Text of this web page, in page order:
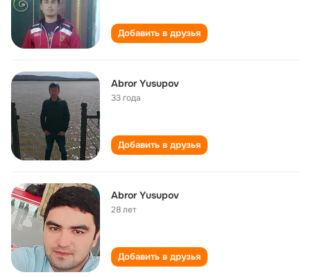
Добавить в друзья
Abror Yusupov
33 года
Добавить в друзья
Abror Yusupov
28 лет
Добавить в друзья